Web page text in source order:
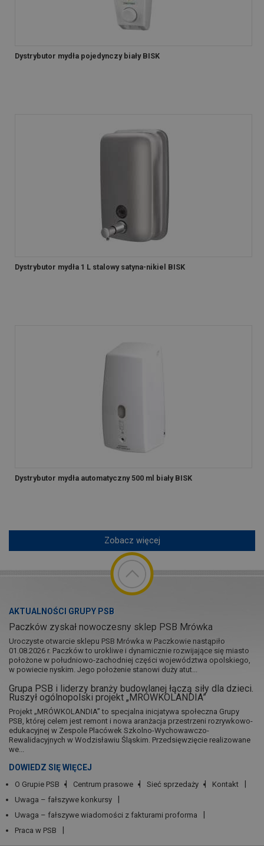
Dystrybutor mydła pojedynczy biały BISK
Dystrybutor mydła 1 L stalowy satyna-nikiel BISK
Dystrybutor mydła automatyczny 500 ml biały BISK
Zobacz więcej
AKTUALNOŚCI GRUPY PSB
Paczków zyskał nowoczesny sklep PSB Mrówka
Uroczyste otwarcie sklepu PSB Mrówka w Paczkowie nastąpiło
01.08.2026 r. Paczków to urokliwe i dynamicznie rozwijające się miasto
położone w południowo-zachodniej części województwa opolskiego,
w powiecie nyskim. Jego położenie stanowi duży atut...
Grupa PSB i liderzy branży budowlanej łączą siły dla dzieci.
Ruszył ogólnopolski projekt „MRÓWKOLANDIA”
Projekt „MRÓWKOLANDIA” to specjalna inicjatywa społeczna Grupy
PSB, której celem jest remont i nowa aranżacja przestrzeni rozrywkowo-
edukacyjnej w Zespole Placówek Szkolno-Wychowawczo-
Rewalidacyjnych w Wodzisławiu Śląskim. Przedsięwzięcie realizowane
we...
DOWIEDZ SIĘ WIĘCEJ
O Grupie PSB Centrum prasowe Sieć sprzedaży
Kontakt
Uwaga – fałszywe konkursy
Uwaga – fałszywe wiadomości z fakturami proforma
Praca w PSB